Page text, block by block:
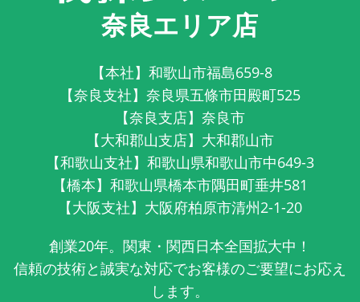
奈良エリア店
【本社】和歌山市福島659-8
【奈良支社】奈良県五條市田殿町525
【奈良支店】奈良市
【大和郡山支店】大和郡山市
【和歌山支社】和歌山県和歌山市中649-3
【橋本】和歌山県橋本市隅田町垂井581
【大阪支社】大阪府柏原市清州2-1-20
創業20年。関東・関西日本全国拡大中！
信頼の技術と誠実な対応でお客様のご要望にお応え
します。